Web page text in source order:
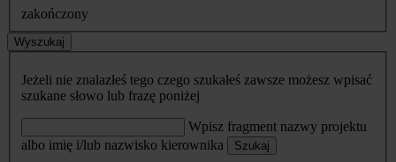
zakończony
Wyszukaj
Jeżeli nie znalazłeś tego czego szukałeś zawsze możesz wpisać
szukane słowo lub frazę poniżej
Wpisz fragment nazwy projektu
albo imię i/lub nazwisko kierownika
Szukaj